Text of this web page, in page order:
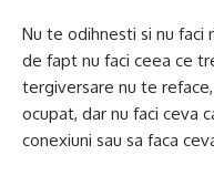
Nu te odihnesti si nu faci
de fapt nu faci ceea ce
tergiversare nu te
ocupat, dar nu faci ceva
conexiuni sau sa faca